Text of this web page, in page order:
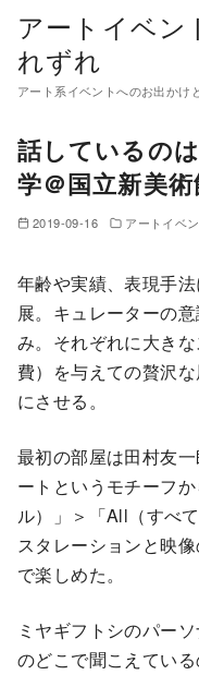
アートイベン
れずれ
アート系イベントへのお出かけ
話しているの
学＠国立新美術
2019-09-16 アートイベ
年齢や実績、表現手
展。キュレーターの
み。それぞれに大き
費）を与えての贅沢
にさせる。
最初の部屋は田村友
ートというモチーフ
ル）」＞「All（すべ
スタレーションと映
で楽しめた。
ミヤギフトシのパー
のどこで聞こえている